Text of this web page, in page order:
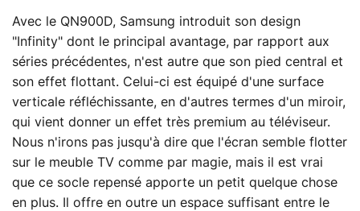
Avec le QN900D, Samsung introduit son design
"Infinity" dont le principal avantage, par rapport aux
séries précédentes, n'est autre que son pied central et
son effet flottant. Celui-ci est équipé d'une surface
verticale réfléchissante, en d'autres termes d'un miroir,
qui vient donner un effet très premium au téléviseur.
Nous n'irons pas jusqu'à dire que l'écran semble flotter
sur le meuble TV comme par magie, mais il est vrai
que ce socle repensé apporte un petit quelque chose
en plus. Il offre en outre un espace suffisant entre le